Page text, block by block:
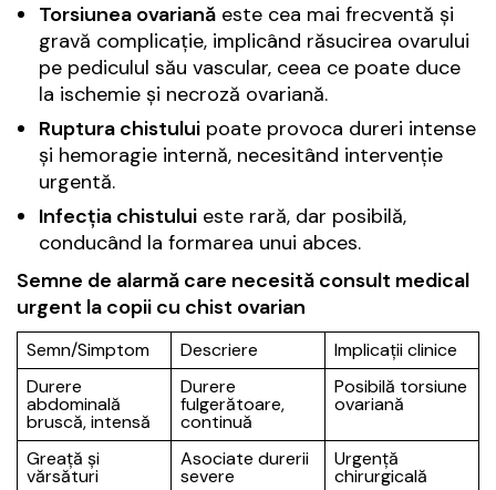
Torsiunea ovariană este cea mai frecventă și
gravă complicație, implicând răsucirea ovarului
pe pediculul său vascular, ceea ce poate duce
la ischemie și necroză ovariană.
Ruptura chistului poate provoca dureri intense
și hemoragie internă, necesitând intervenție
urgentă.
Infecția chistului este rară, dar posibilă,
conducând la formarea unui abces.
Semne de alarmă care necesită consult medical
urgent la copii cu chist ovarian
Semn/Simptom Descriere
Implicații clinice
Durere
abdominală
bruscă, intensă
Durere
fulgerătoare,
continuă
Posibilă torsiune
ovariană
Greață și
vărsături
Asociate durerii
severe
Urgență
chirurgicală